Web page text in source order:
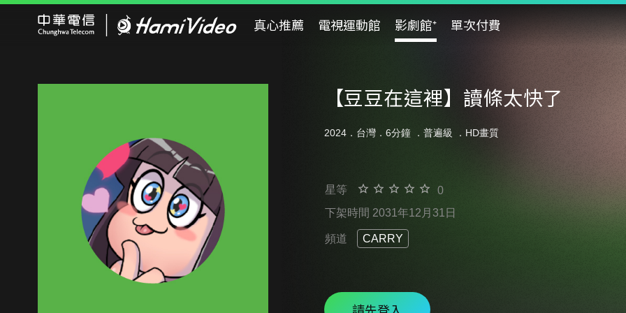
真心推薦 電視運動館 影劇館⁺ 單次付費
【豆豆在這裡】讀條太快了
2024．台灣．6分鐘 ． 普遍級 ．HD畫質
星等
0
下架時間 2031年12月31日
頻道 CARRY